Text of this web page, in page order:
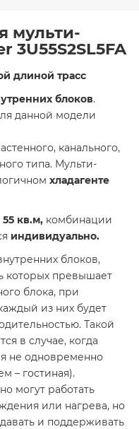
мульти-
3U55S2SL5FA
длиной трасс
блоков.
данной модели
канального,
типа. Мульти-
хладагенте
55 кв.м, комбинации
индивидуально.
блоков,
которых превышает
блока, при
из них будет
Такой
в случае, когда
не одновременно
– гостиная).
могут работать
или нагрева, но
и поддерживать